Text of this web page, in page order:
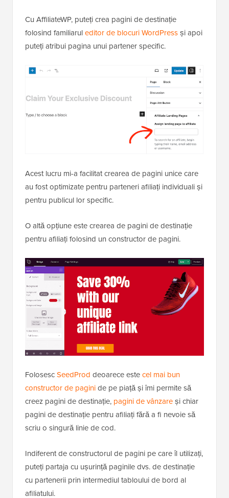
Cu AffiliateWP, puteți crea pagini de destinație
folosind familiaruleditor de blocuri WordPressși apoi
puteți atribui pagina unui partener specific.
Acest lucru mi-a facilitat crearea de pagini unice care
au fost optimizate pentru parteneri afiliați individuali și
pentru publicul lor specific.
O altă opțiune este crearea de pagini de destinație
pentru afiliați folosind un constructor de pagini.
FolosescSeedProd deoarece estecel mai bun
constructor de paginide pe piață și îmi permite să
creez pagini de destinație, pagini de vânzareși chiar
pagini de destinație pentru afiliați fără a fi nevoie să
scriu o singură linie de cod.
Indiferent de constructorul de pagini pe care îl utilizați,
puteți partaja cu ușurință paginile dvs. de destinație
cu partenerii prin intermediul tabloului de bord al
afiliatului.